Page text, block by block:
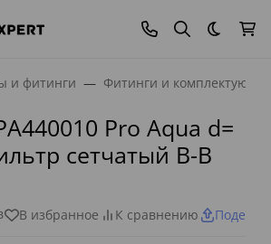
Темная
и фитинги Фитинги и
Pro Aqua d=
сетчатый В-В
В избранное К сравнению